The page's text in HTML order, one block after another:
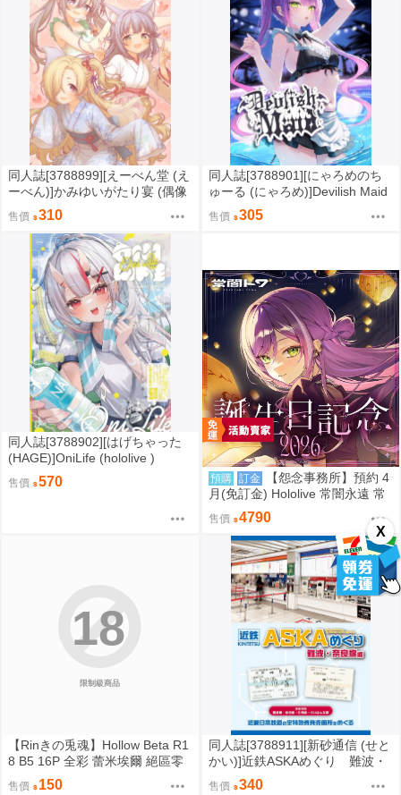
X
同人誌[3788899][えーべん堂 (え
ーべん)]かみゆいがたり宴 (偶像
售價 310
同人誌[3788901][にゃろめのち
ゅーる (にゃろめ)]Devilish Maid
(hololive )
售價 305
同人誌[3788902][はげちゃった
(HAGE)]OniLife (hololive )
售價 570 預購 訂金
【怨念事務所】預約 4
月(免訂金) Hololive 常闇永遠 常
闇トワ 2026誕生日記念 5款分售
0907
售價 4790
限制級商品
18
【Rinきの兎魂】Hollow Beta R1
8 B5 16P 全彩 蕾米埃爾 絕區零
ZZZ【FF47場前預購】{宅即門}
售價 150
同人誌[3788911][新砂通信 (せと
かい)]近鉄ASKAめぐり 難波・
奈良線編 (鐵道)
售價 340